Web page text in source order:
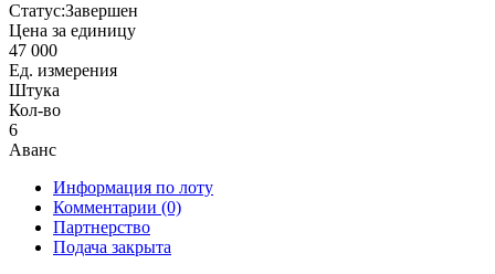
Статус:Завершен
Цена за единицу
47 000
Ед. измерения
Штука
Кол-во
6
Аванс
Информация по лоту
Комментарии (0)
Партнерство
Подача закрыта